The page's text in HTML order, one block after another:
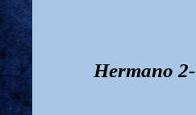
Hermano 2-